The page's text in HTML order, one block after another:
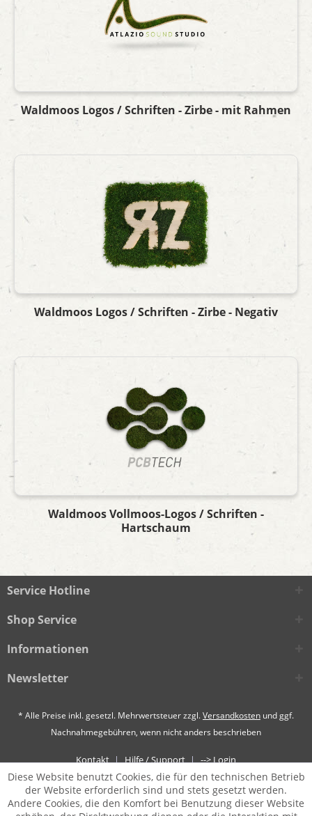
Waldmoos Logos / Schriften - Zirbe - mit Rahmen
Waldmoos Logos / Schriften - Zirbe - Negativ
Waldmoos Vollmoos-Logos / Schriften -
Hartschaum
Service Hotline
Shop Service
Informationen
Newsletter
* Alle Preise inkl. gesetzl. Mehrwertsteuer zzgl.Versandkosten und ggf.
Nachnahmegebühren, wenn nicht anders beschrieben
Kontakt Hilfe / Support --> Login
Diese Website benutzt Cookies, die für den technischen Betrieb
der Website erforderlich sind und stets gesetzt werden.
Andere Cookies, die den Komfort bei Benutzung dieser Website